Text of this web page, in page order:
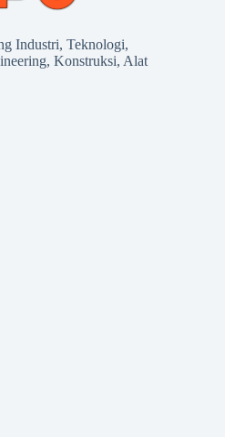
Industri, Teknologi,
Konstruksi, Alat